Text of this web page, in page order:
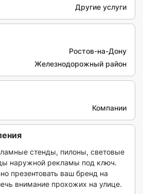
Другие услуги
Ростов-на-Дону
Железнодорожный район
Компании
наружной рекламы под ключ.
презентовать ваш бренд на
внимание прохожих на улице.